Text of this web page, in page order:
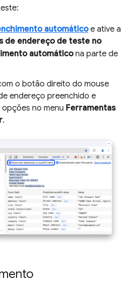
automáticoe ative a
de endereço de teste no
automáticona parte de
o botão direito do mouse
endereço preenchido e
no menu Ferramentas
.